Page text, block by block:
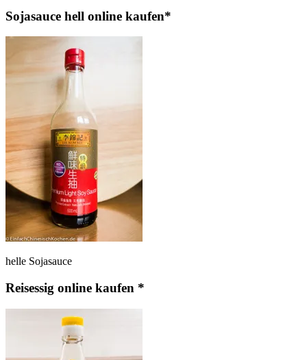
Sojasauce hell online kaufen*
helle Sojasauce
Reisessig online kaufen *